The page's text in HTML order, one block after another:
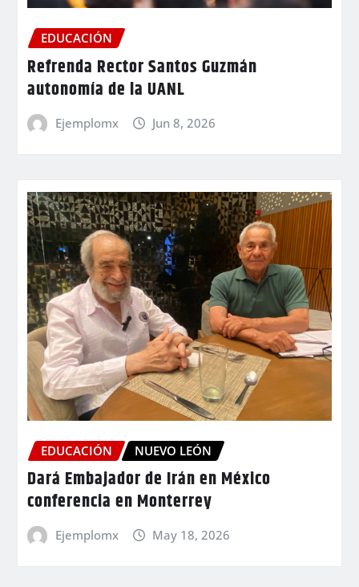
EDUCACIÓN
Refrenda Rector Santos Guzmán
autonomía de la UANL
Ejemplomx Jun 8, 2026
EDUCACIÓN NUEVO LEÓN
Dará Embajador de Irán en México
conferencia en Monterrey
Ejemplomx May 18, 2026